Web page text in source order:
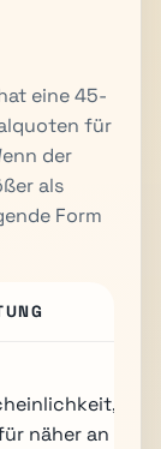
eine 45-
für
der
als
Form
näher an